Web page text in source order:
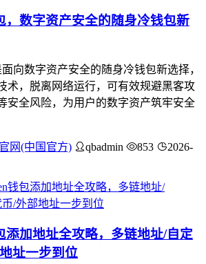
，数字资产安全的随身冷钱包新
向数字资产安全的随身冷钱包新选择，
术，脱离网络运行，可有效规避黑客攻
安全风险，为用户的数字资产筑牢安全
网(中国官方) qbadmin 853
2026-
添加地址全攻略，多链地址/自定
址一步到位